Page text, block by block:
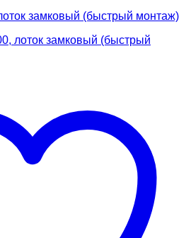
замковый (быстрый монтаж)